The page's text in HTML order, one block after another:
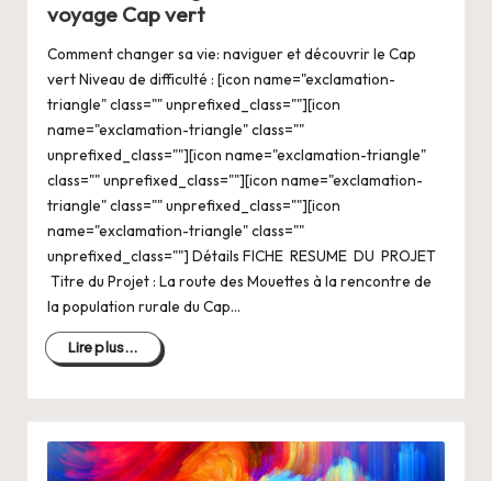
voyage Cap vert
Comment changer sa vie: naviguer et découvrir le Cap
vert Niveau de difficulté : [icon name="exclamation-
triangle" class="" unprefixed_class=""][icon
name="exclamation-triangle" class=""
unprefixed_class=""][icon name="exclamation-triangle"
class="" unprefixed_class=""][icon name="exclamation-
triangle" class="" unprefixed_class=""][icon
name="exclamation-triangle" class=""
unprefixed_class=""] Détails FICHE RESUME DU PROJET
Titre du Projet : La route des Mouettes à la rencontre de
la population rurale du Cap…
Lire plus...